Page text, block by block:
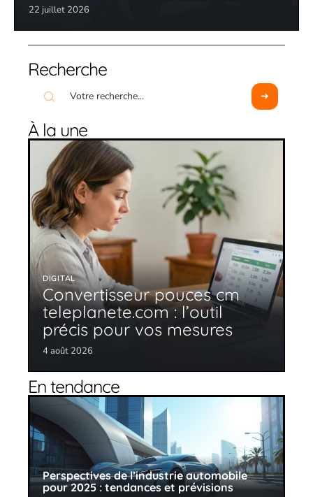
22 juillet 2026
Recherche
À la une
DIGITAL
Convertisseur pouces cm
teleplanete.com : l’outil
précis pour vos mesures
4 août 2026
En tendance
Perspectives de l’industrie automobile
pour 2025 : tendances et prévisions